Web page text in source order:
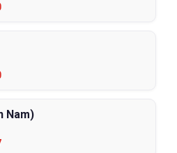
Nam)